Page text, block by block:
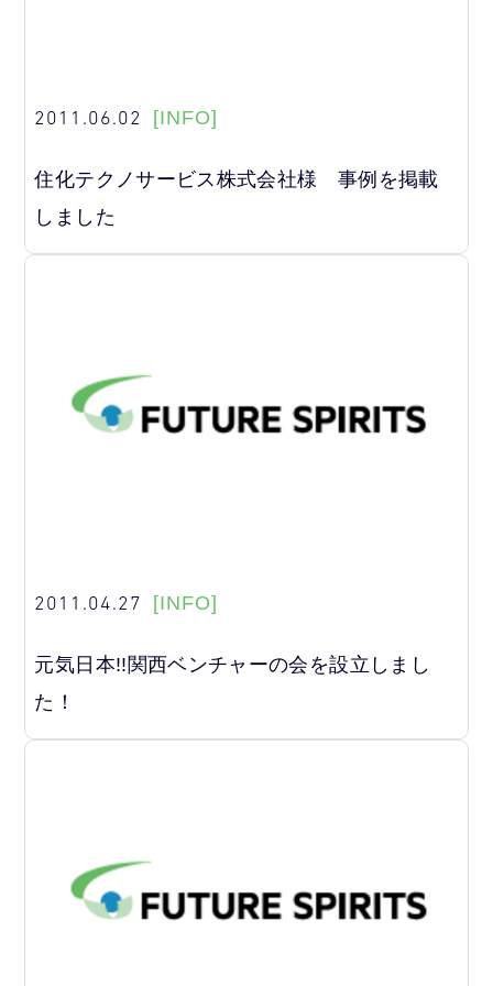
2011.06.02 [INFO]
住化テクノサービス株式会社様 事例を掲載
しました
2011.04.27 [INFO]
元気日本!!関西ベンチャーの会を設立しまし
た！